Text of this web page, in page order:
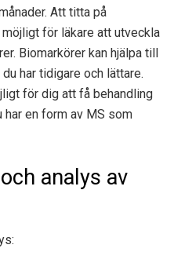
Att titta på
för läkare att utveckla
Biomarkörer kan hjälpa till
har tidigare och lättare.
för dig att få behandling
en form av MS som
analys av